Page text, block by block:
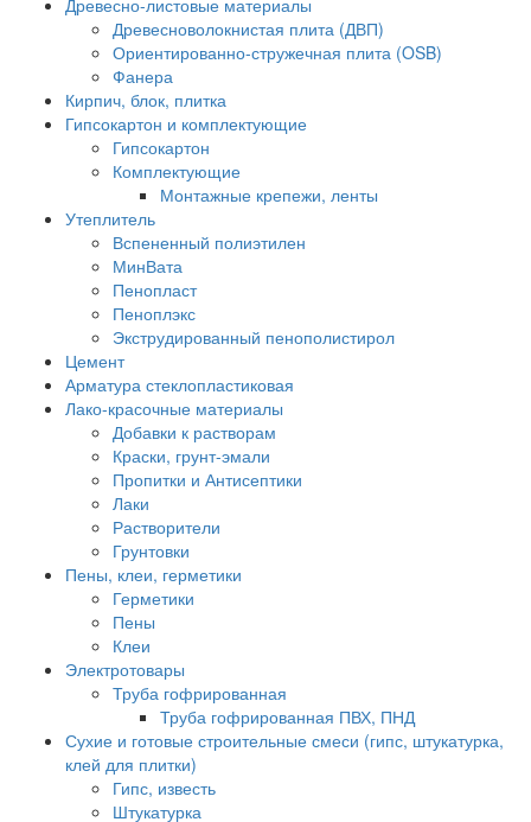
Древесно-листовые материалы
Древесноволокнистая плита (ДВП)
Ориентированно-стружечная плита (OSB)
Фанера
Кирпич, блок, плитка
Гипсокартон и комплектующие
Гипсокартон
Комплектующие
Монтажные крепежи, ленты
Утеплитель
Вспененный полиэтилен
МинВата
Пенопласт
Пеноплэкс
Экструдированный пенополистирол
Цемент
Арматура стеклопластиковая
Лако-красочные материалы
Добавки к растворам
Краски, грунт-эмали
Пропитки и Антисептики
Лаки
Растворители
Грунтовки
Пены, клеи, герметики
Герметики
Пены
Клеи
Электротовары
Труба гофрированная
Труба гофрированная ПВХ, ПНД
Сухие и готовые строительные смеси (гипс, штукатурка,
клей для плитки)
Гипс, известь
Штукатурка